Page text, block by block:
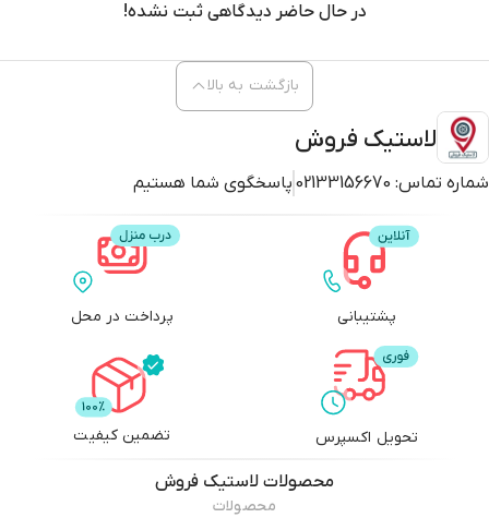
در حال حاضر دیدگاهی ثبت نشده!
لاستیک فروش
شماره تماس: 02133156670 پاسخگوی شما هستیم
بازگشت به بالا
پشتیبانی پرداخت در محل
تحویل اکسپرس تضمین کیفیت
محصولات لاستیک فروش
محصولات